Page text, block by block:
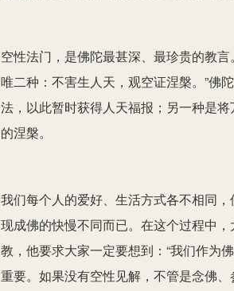
空性法门，是佛陀最甚深、最珍贵的教
唯二种：不害生人天，观空证涅槃。”佛
法，以此暂时获得人天福报；另一种是
的涅槃。
我们每个人的爱好、生活方式各不相同
现成佛的快慢不同而已。在这个过程中
教，他要求大家一定要想到：“我们作为
重要。如果没有空性见解，不管是念佛